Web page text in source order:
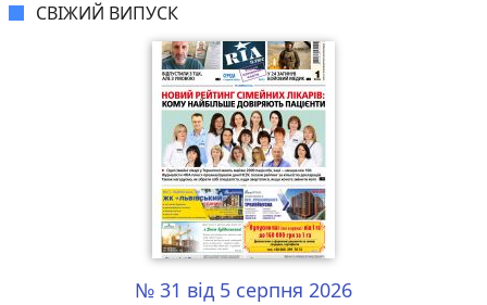
СВІЖИЙ ВИПУСК
№ 31 від 5 серпня 2026